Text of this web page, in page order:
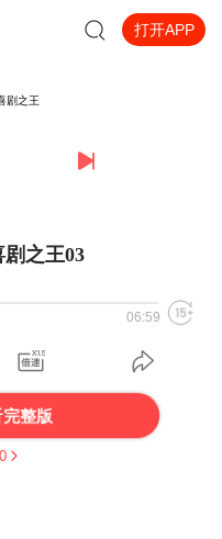
打开APP
之王03
06:59
整版